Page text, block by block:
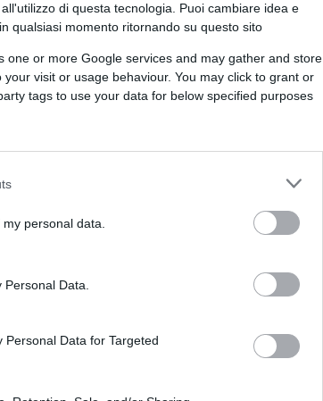
di questa tecnologia. Puoi cambiare idea e
qualsiasi momento ritornando su questo sito
one or more Google services and may gather and store
visit or usage behaviour. You may click to grant or
tags to use your data for below specified purposes
personal data.
Data.
Data for Targeted
volta dell’anno in
cifre.
degli indicatori
“
che
ultimi mesi i problemi
alcuni duri